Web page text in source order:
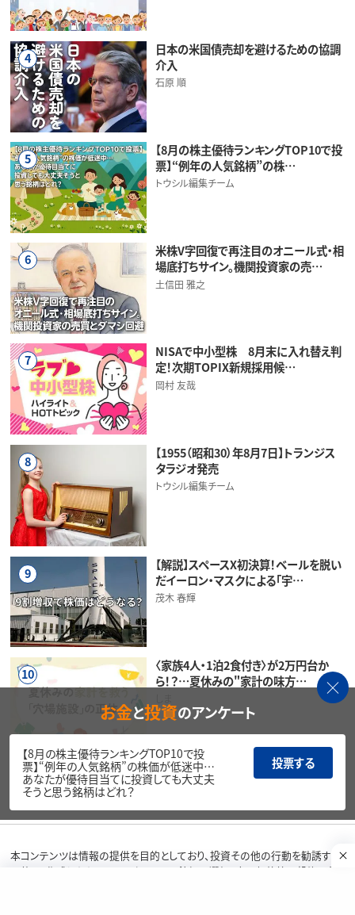
4
日本の米国債売却を避けるための協調
介入
石原 順
5
【8月の株主優待ランキングTOP10で投
票】“例年の人気銘柄”の株…
トウシル編集チーム
6
米株V字回復で再注目のオニール式・相
場底打ちサイン。機関投資家の売…
土信田 雅之
7
NISAで中小型株 8月末に入れ替え判
定！次期TOPIX新規採用候…
岡村 友哉
8
【1955（昭和30）年8月7日】トランジス
タラジオ発売
トウシル編集チーム
9
【解説】スペースX初決算！ベールを脱い
だイーロン・マスクによる「宇…
茂木 春輝
10
〈家族4人・1泊2食付き〉が2万円台か
ら！？…夏休みの"家計の味方…
アクセスランキング一覧はこちら
本コンテンツは情報の提供を目的としており、投資その他の行動を勧誘する
目的で、作成したものではありません。銘柄の選択、売買価格等の投資の最
お金と投資のアンケート
【8月の株主優待ランキングTOP10で投
票】“例年の人気銘柄”の株価が低迷中…
あなたが優待目当てに投資しても大丈夫
そうと思う銘柄はどれ？
投票する